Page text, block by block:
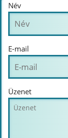
Név
E-mail
Üzenet